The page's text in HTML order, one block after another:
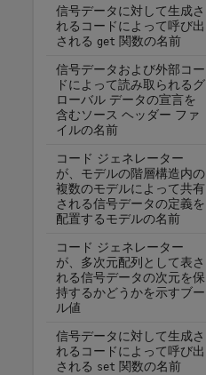
信号データに対して生成さ
れるコードによって呼び出
される get 関数の名前
信号データおよび外部コー
ドによって読み取られるグ
ローバル データの宣言を
含むソース ヘッダー ファ
イルの名前
コード ジェネレーター
が、モデルの階層構造内の
複数のモデルによって共有
される信号データの定義を
配置するモデルの名前
コード ジェネレーター
が、多次元配列として表さ
れる信号データの次元を保
持するかどうかを示すブー
ル値
信号データに対して生成さ
れるコードによって呼び出
される set 関数の名前